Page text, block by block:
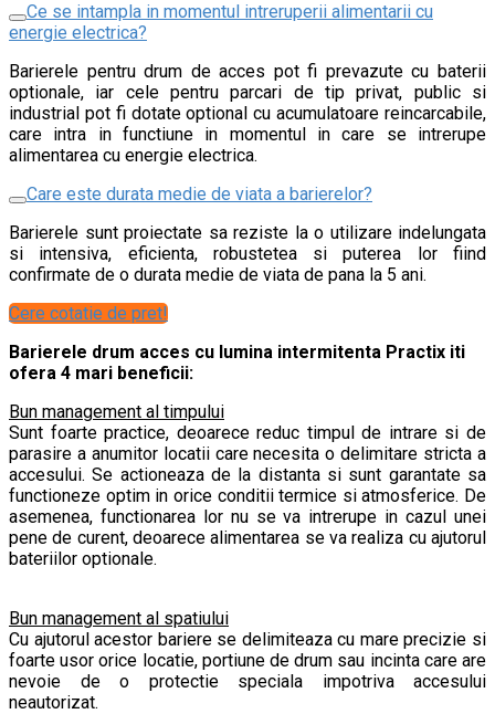
Ce se intampla in momentul intreruperii alimentarii cu
energie electrica?
Barierele pentru drum de acces pot fi prevazute cu baterii
optionale, iar cele pentru parcari de tip privat, public si
industrial pot fi dotate optional cu acumulatoare reincarcabile,
care intra in functiune in momentul in care se intrerupe
alimentarea cu energie electrica.
Care este durata medie de viata a barierelor?
Barierele sunt proiectate sa reziste la o utilizare indelungata
si intensiva, eficienta, robustetea si puterea lor fiind
confirmate de o durata medie de viata de pana la 5 ani.
Cere cotatie de pret!
Barierele drum acces cu lumina intermitenta Practix iti
ofera 4 mari beneficii:
Bun management al timpului
Sunt foarte practice, deoarece reduc timpul de intrare si de
parasire a anumitor locatii care necesita o delimitare stricta a
accesului. Se actioneaza de la distanta si sunt garantate sa
functioneze optim in orice conditii termice si atmosferice. De
asemenea, functionarea lor nu se va intrerupe in cazul unei
pene de curent, deoarece alimentarea se va realiza cu ajutorul
bateriilor optionale.
Bun management al spatiului
Cu ajutorul acestor bariere se delimiteaza cu mare precizie si
foarte usor orice locatie, portiune de drum sau incinta care are
nevoie de o protectie speciala impotriva accesului
neautorizat.